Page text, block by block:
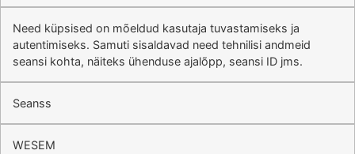
Need küpsised on mõeldud kasutaja tuvastamiseks ja
autentimiseks. Samuti sisaldavad need tehnilisi andmeid
seansi kohta, näiteks ühenduse ajalõpp, seansi ID jms.
Seanss
WESEM